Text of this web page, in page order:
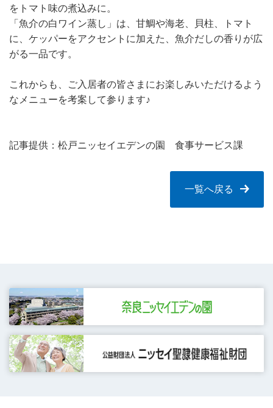
をトマト味の煮込みに。
「魚介の白ワイン蒸し」は、甘鯛や海老、貝柱、トマト
に、ケッパーをアクセントに加えた、魚介だしの香りが広
がる一品です。
これからも、ご入居者の皆さまにお楽しみいただけるよう
なメニューを考案して参ります♪
記事提供：松戸ニッセイエデンの園 食事サービス課
一覧へ戻る